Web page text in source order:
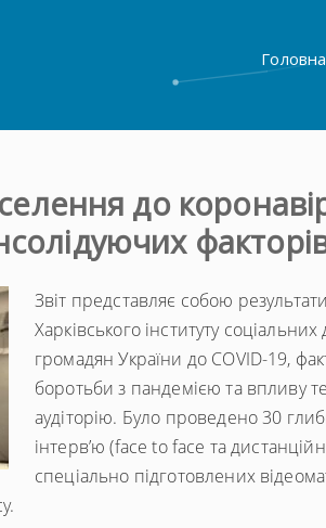
Головна
до
Звіт представляє собою
Харківського інституту
громадян України до COVID-19,
боротьби з пандемією та впливу
аудіторію. Було проведено 30
інтерв’ю (face to face та
спеціально підготовлених